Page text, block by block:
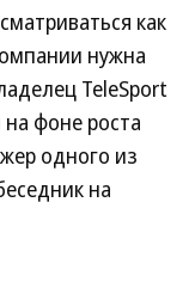
как
нужна
TeleSport
фоне роста
одного из
на